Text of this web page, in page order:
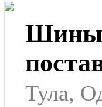
Шины
Тула,